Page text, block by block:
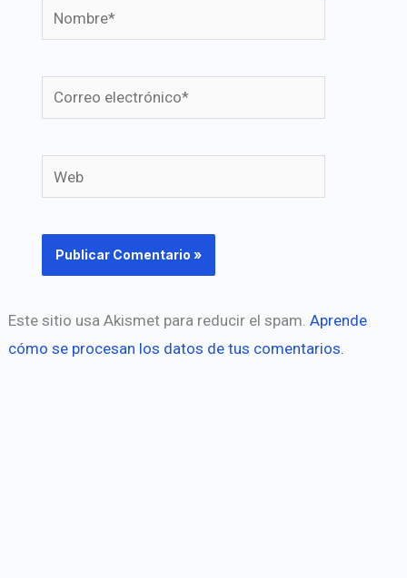
Nombre*
Correo
electrónico*
Web
Este sitio usa Akismet para reducir el spam.Aprende
cómo se procesan los datos de tus comentarios.